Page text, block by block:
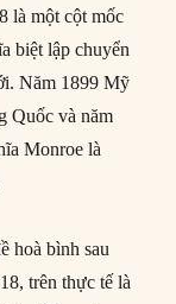
là một cột mốc
biệt lập chuyển
Năm 1899 Mỹ
Quốc và năm
Monroe là
hoà bình sau
trên thực tế là